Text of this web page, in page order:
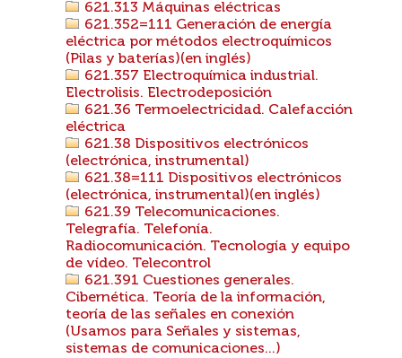
621.313 Máquinas eléctricas
621.352=111 Generación de energía
eléctrica por métodos electroquímicos
(Pilas y baterías)(en inglés)
621.357 Electroquímica industrial.
Electrolisis. Electrodeposición
621.36 Termoelectricidad. Calefacción
eléctrica
621.38 Dispositivos electrónicos
(electrónica, instrumental)
621.38=111 Dispositivos electrónicos
(electrónica, instrumental)(en inglés)
621.39 Telecomunicaciones.
Telegrafía. Telefonía.
Radiocomunicación. Tecnología y equipo
de vídeo. Telecontrol
621.391 Cuestiones generales.
Cibernética. Teoría de la información,
teoría de las señales en conexión
(Usamos para Señales y sistemas,
sistemas de comunicaciones...)